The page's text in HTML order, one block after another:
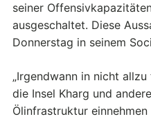
seiner
ausgeschaltet. Diese
Donnerstag in seinem
„Irgendwann in nicht
die Insel Kharg und
Ölinfrastruktur